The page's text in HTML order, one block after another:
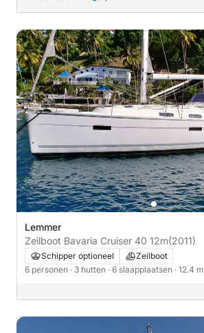
Lemmer
Zeilboot Bavaria Cruiser 40 12m(2011)
Schipper optioneel
Zeilboot
6 personen · 3 hutten · 6 slaapplaatsen · 12.4 m